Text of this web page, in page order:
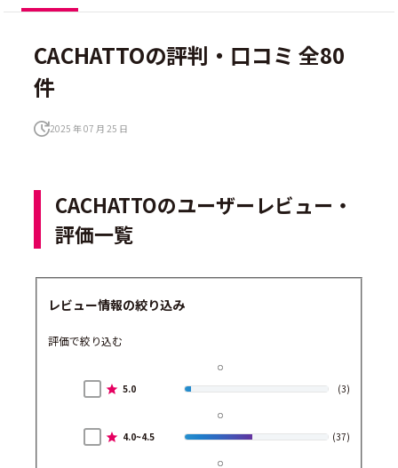
CACHATTOの評判・口コミ 全80
件
2025 年 07 月 25 日
CACHATTOのユーザーレビュー・
評価一覧
レビュー情報の絞り込み
評価で絞り込む
5.0 (3)
4.0~4.5 (37)